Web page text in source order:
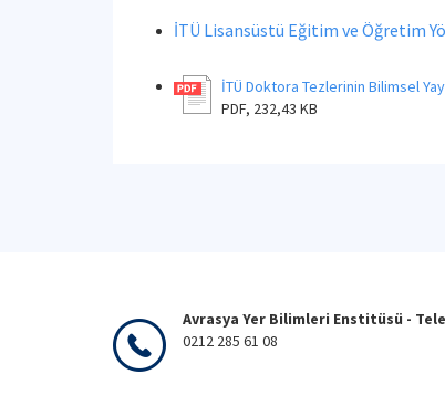
İTÜ Lisansüstü Eğitim ve Öğretim
İTÜ Doktora Tezlerinin Bilimsel
PDF, 232,43 KB
Avrasya Yer Bilimleri Enstitüsü -
0212 285 61 08